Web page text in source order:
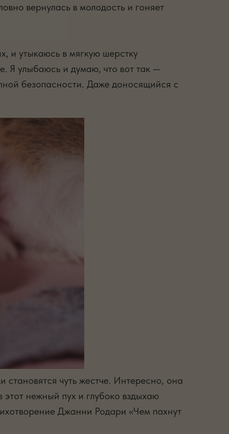
вернулась в молодость и гоняет
и утыкаюсь в мягкую шерстку
Я улыбаюсь и думаю, что вот так —
безопасности. Даже доносящийся с
становятся чуть жестче. Интересно, она
нежный пух и глубоко вздыхаю
Джанни Родари «Чем пахнут